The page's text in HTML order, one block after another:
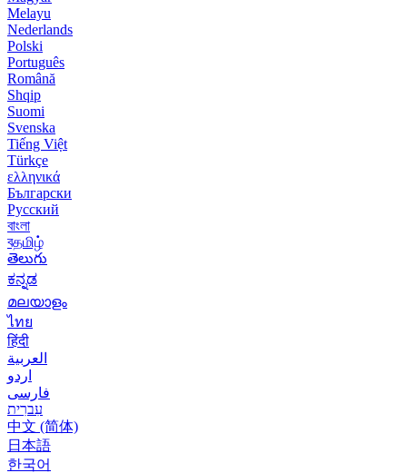
Melayu
Nederlands
Polski
Português
Română
Shqip
Suomi
Svenska
Tiếng Việt
Türkçe
ελληνικά
Български
Русский
বাংলা
বதமிழ்
తెలుగు
ಕನ್ನಡ
മലയാളം
ไทย
हिंदी
العربية
اردو
فارسی
עִברִית
中文 (简体)
日本語
한국어